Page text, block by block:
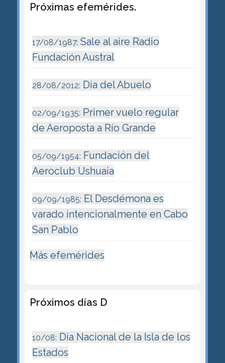
Próximas efemérides.
17/08/1987: Sale al aire Radio
Fundación Austral
28/08/2012: Día del Abuelo
02/09/1935: Primer vuelo regular
de Aeroposta a Río Grande
05/09/1954: Fundación del
Aeroclub Ushuaia
09/09/1985: El Desdémona es
varado intencionalmente en Cabo
San Pablo
Más efemérides
Próximos días D
10/08: Dia Nacional de la Isla de los
Estados